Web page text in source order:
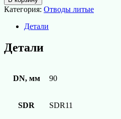
Литой
отвод
ПЭ100
SDR11
d90
Категория: Отводы литые
Детали
Детали
DN, мм 90
SDR SDR11